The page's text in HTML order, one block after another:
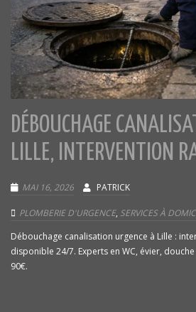
DÉBOUCHAGE
LILLE, INTERVENTION
MAI 16, 2026 PATRICK
PLOMBERIE D'URGENCE, SERVICES À
Débouchage canalisation urgence à Lille :
disponible 24/7. Experts en WC, évier,
90€.